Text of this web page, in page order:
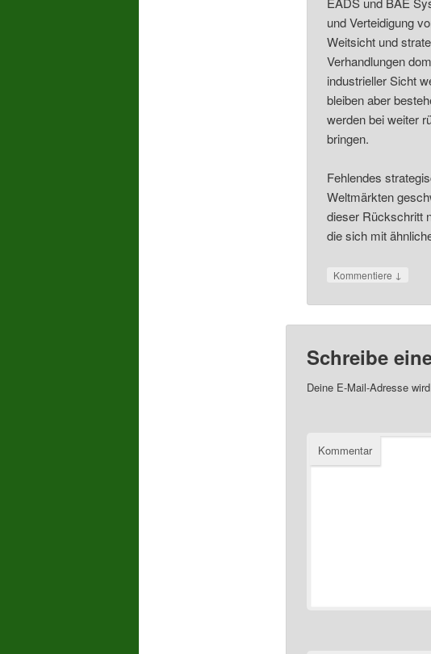
und Verteidigung
Weitsicht und
Verhandlungen
industrieller Sicht
bleiben aber
werden bei weiter
bringen.
Fehlendes
Weltmärkten
dieser Rückschritt
die sich mit
Kommentiere ↓
Schreibe
Deine E-Mail-Adresse
Kommentar